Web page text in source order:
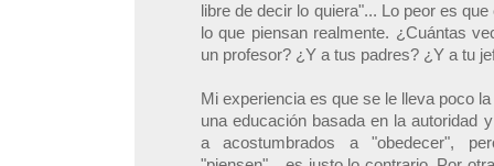
libre de decir lo quiera"... Lo peor es
lo que piensan realmente. ¿Cuántas
un profesor? ¿Y a tus padres? ¿Y a tu
Mi experiencia es que se le lleva poco
una educación basada en la autoridad
a acostumbrados a "obedecer",